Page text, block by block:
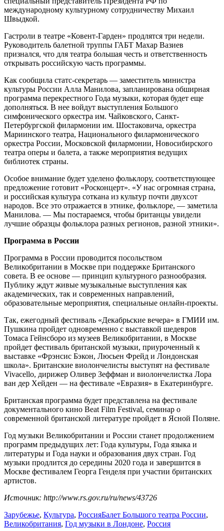
международному культурному сотрудничеству Михаил
Швыдкой.
Гастроли в театре «Ковент-Гарден» продлятся три недели.
Руководитель балетной труппы ГАБТ Махар Вазиев
признался, что для театра большая честь и ответственность
открывать российскую часть программы.
Как сообщила статс-секретарь — заместитель министра
культуры России Алла Манилова, запланирована обширная
программа перекрестного Года музыки, которая будет еще
дополняться. В нее войдут выступления Большого
симфонического оркестра им. Чайковского, Санкт-
Петербургской филармонии им. Шостаковича, оркестра
Мариинского театра, Национального филармонического
оркестра России, Московской филармонии, Новосибирского
театра оперы и балета, а также мероприятия ведущих
библиотек страны.
Особое внимание будет уделено фольклору, соответствующее
предложение готовит «Росконцерт». «У нас огромная страна,
и российская культура соткана из культур почти двухсот
народов. Все это отражается в этнике, фольклоре, — заметила
Манилова. — Мы постараемся, чтобы британцы увидели
лучшие образцы фольклора разных регионов, разной этники».
Программа в России
Программа в России проводится посольством
Великобритании в Москве при поддержке Британского
совета. В ее основе — принцип культурного разнообразия.
Публику ждут живые музыкальные выступления как
академических, так и современных направлений,
образовательные мероприятия, специальные онлайн-проекты.
Так, ежегодный фестиваль «Декабрьские вечера» в ГМИИ им.
Пушкина пройдет одновременно с выставкой шедевров
Томаса Гейнсборо из музеев Великобритании, в Москве
пройдет фестиваль британской музыки, приуроченный к
выставке «Фрэнсис Бэкон, Люсьен Фрейд и Лондонская
школа». Британские виолончелисты выступят на фестивале
Vivacello, дирижер Оливер Зеффман и виолончелистка Лора
ван дер Хейден — на фестивале «Евразия» в Екатеринбурге.
Британская программа будет представлена на фестивале
документального кино Beat Film Festival, семинар о
современной британской литературе пройдет в Ясной Поляне.
Год музыки Великобритании и России станет продолжением
программ предыдущих лет: Года культуры, Года языка и
литературы и Года науки и образования двух стран. Год
музыки продлится до середины 2020 года и завершится в
Москве фестивалем Георга Генделя при участии британских
артистов.
Источник: http://www.rs.gov.ru/ru/news/43726
Зарубежье, Культура, РоссияБалет Большого театра России,
Великобритания, Год музыки в Лондоне, Россия